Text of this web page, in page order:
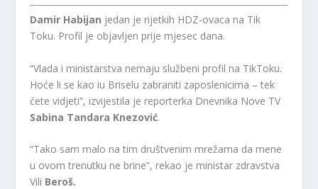
Damir Habijan jedan je rijetkih HDZ-ovaca na Tik
Toku. Profil je objavljen prije mjesec dana.
“Vlada i ministarstva nemaju službeni profil na TikToku.
Hoće li se kao iu Briselu zabraniti zaposlenicima – tek
ćete vidjeti”, izvijestila je reporterka Dnevnika Nove TV
Sabina Tandara Knezović.
“Tako sam malo na tim društvenim mrežama da mene
u ovom trenutku ne brine”, rekao je ministar zdravstva
Vili Beroš.